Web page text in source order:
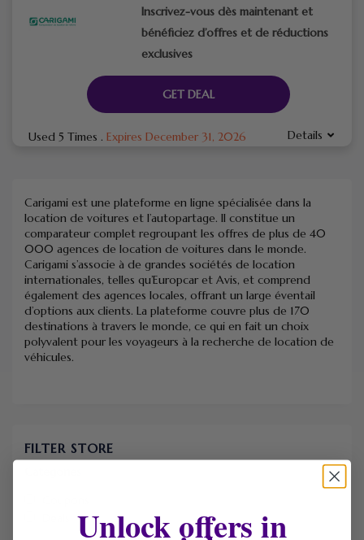
Inscrivez-vous dès maintenant et
bénéficiez d’offres et de réductions
exclusives
GET DEAL
Used 5 Times . Expires December 31, 2026 Details
Carigami est une plateforme en ligne spécialisée dans la
location de voitures et l’autopartage. Il constitue un
comparateur complet regroupant les offres de plus de 40
000 agences de location de voitures dans le monde.
Carigami s’associe à de grandes sociétés de location
internationales, telles qu’Europcar et Avis, et comprend
également des agences locales, offrant un large éventail
d’options aux clients. La plateforme couvre plus de 170
destinations à travers le monde, ce qui en fait un choix
polyvalent pour les voyageurs à la recherche de location de
véhicules.
FILTER STORE
Unlock offers in